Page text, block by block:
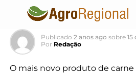
CooperAliança
Publicado 2 anos ago sobre 15
Por Redação
O mais novo produto de